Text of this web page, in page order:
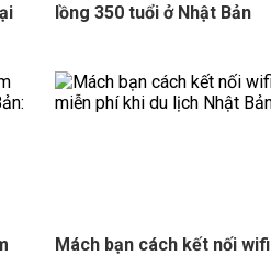
lồng 350 tuổi ở Nhật Bản
Mách bạn cách kết nối wifi